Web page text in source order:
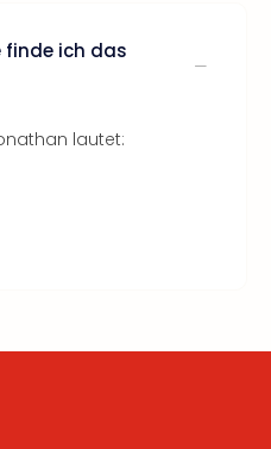
finde ich das
lautet: